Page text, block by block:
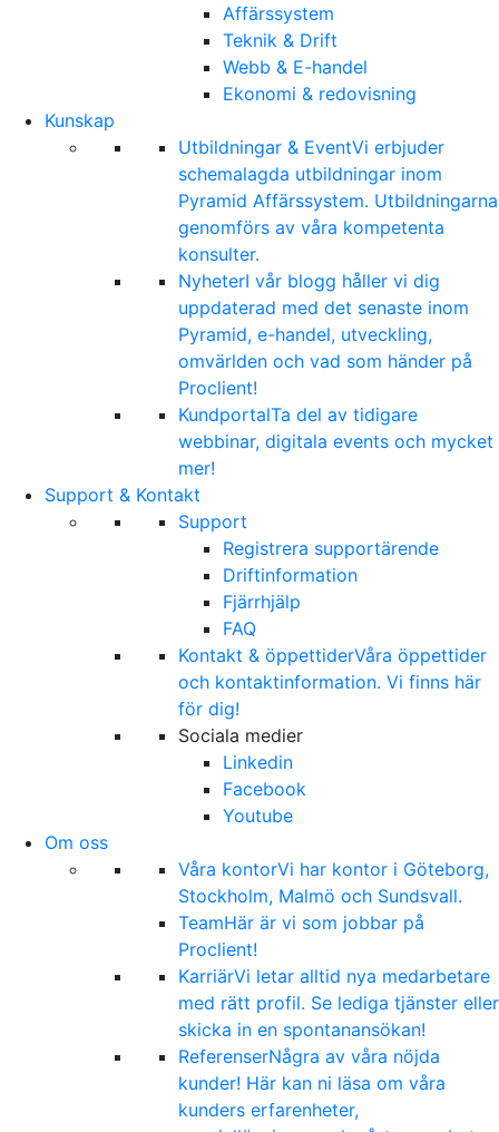
Affärssystem
Teknik & Drift
Webb & E-handel
Ekonomi & redovisning
Kunskap
Utbildningar & EventVi erbjuder
schemalagda utbildningar inom
Pyramid Affärssystem. Utbildningarna
genomförs av våra kompetenta
konsulter.
NyheterI vår blogg håller vi dig
uppdaterad med det senaste inom
Pyramid, e-handel, utveckling,
omvärlden och vad som händer på
Proclient!
KundportalTa del av tidigare
webbinar, digitala events och mycket
mer!
Support & Kontakt
Support
Registrera supportärende
Driftinformation
Fjärrhjälp
FAQ
Kontakt & öppettiderVåra öppettider
och kontaktinformation. Vi finns här
för dig!
Sociala medier
Linkedin
Facebook
Youtube
Om oss
Våra kontorVi har kontor i Göteborg,
Stockholm, Malmö och Sundsvall.
TeamHär är vi som jobbar på
Proclient!
KarriärVi letar alltid nya medarbetare
med rätt profil. Se lediga tjänster eller
skicka in en spontanansökan!
ReferenserNågra av våra nöjda
kunder! Här kan ni läsa om våra
kunders erfarenheter,